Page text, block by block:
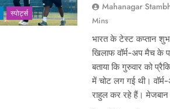
‎स्पोर्ट्स
Mahanagar
Mins
भारत के टेस्ट कप्तान
खिलाफ वॉर्म-अप मैच के
बताया कि गुरुवार को
में चोट लग गई थी।
राहुल कर रहे हैं।